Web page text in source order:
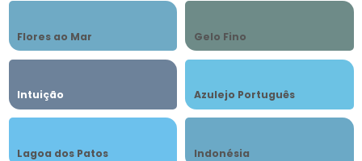
Flores ao Mar Gelo Fino
Intuição Azulejo Português
Lagoa dos Patos Indonésia